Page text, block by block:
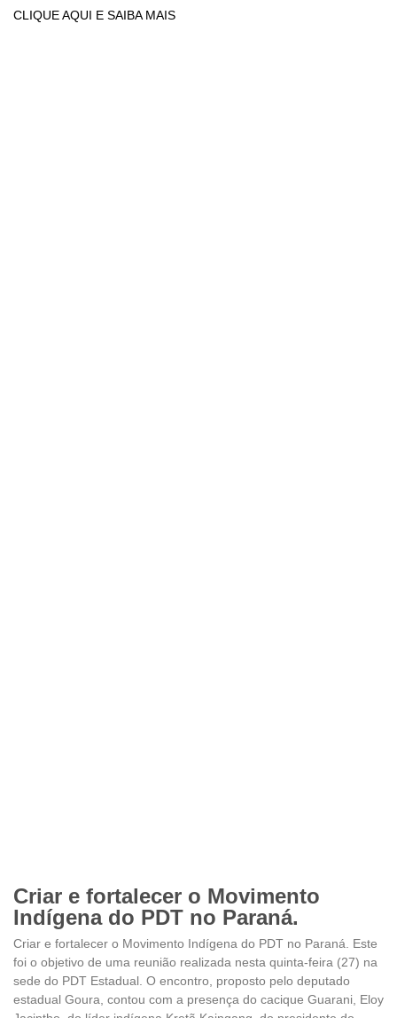
CLIQUE AQUI E SAIBA MAIS
Criar e fortalecer o Movimento
Indígena do PDT no Paraná.
Criar e fortalecer o Movimento Indígena do PDT no Paraná. Este
foi o objetivo de uma reunião realizada nesta quinta-feira (27) na
sede do PDT Estadual. O encontro, proposto pelo deputado
estadual Goura, contou com a presença do cacique Guarani, Eloy